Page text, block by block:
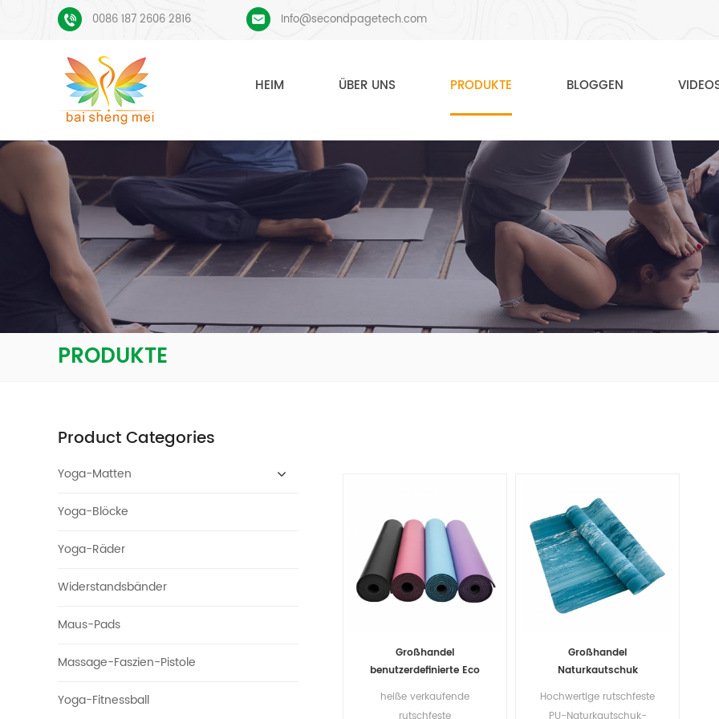
0086 187 2606 2816 Info@secondpagetech.com
HEIM ÜBER UNS PRODUKTE BLOGGEN
PRODUKTE
Product Categories
Yoga-Matten
Yoga-Blöcke
Yoga-Räder
Widerstandsbänder
Maus-Pads
Massage-Faszien-Pistole
Yoga-Fitnessball
Großhandel
benutzerdefinierte Eco
heiße verkaufende
Großhandel
Naturkautschuk
umweltfreundliche
Hochwertige rutschfeste